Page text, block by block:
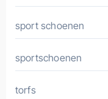
sport schoenen
sportschoenen
torfs